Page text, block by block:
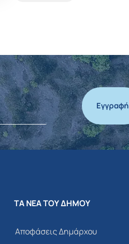
Εγγραφή
ΤΑ ΝΕΑ ΤΟΥ ΔΗΜΟΥ
Αποφάσεις Δημάρχου